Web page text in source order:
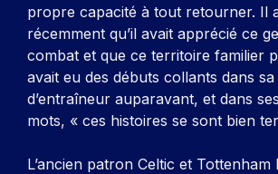
propre capacité à tout retourner. Il
récemment qu’il avait apprécié ce
combat et que ce territoire familier
avait eu des débuts collants dans
d’entraîneur auparavant, et dans
mots, « ces histoires se sont bien
L’ancien patron Celtic et